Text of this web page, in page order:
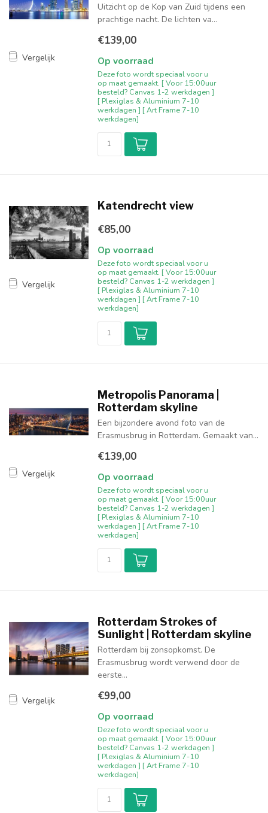
Vergelijk
Uitzicht op de Kop van Zuid tijdens een
prachtige nacht. De lichten va...
€139,00
Op voorraad
Deze foto wordt speciaal voor u
op maat gemaakt. [ Voor 15:00uur
besteld? Canvas 1-2 werkdagen ]
[ Plexiglas & Aluminium 7-10
werkdagen ] [ Art Frame 7-10
werkdagen]
Vergelijk
Katendrecht view
€85,00
Op voorraad
Deze foto wordt speciaal voor u
op maat gemaakt. [ Voor 15:00uur
besteld? Canvas 1-2 werkdagen ]
[ Plexiglas & Aluminium 7-10
werkdagen ] [ Art Frame 7-10
werkdagen]
Vergelijk
Metropolis Panorama |
Rotterdam skyline
Een bijzondere avond foto van de
Erasmusbrug in Rotterdam. Gemaakt van...
€139,00
Op voorraad
Deze foto wordt speciaal voor u
op maat gemaakt. [ Voor 15:00uur
besteld? Canvas 1-2 werkdagen ]
[ Plexiglas & Aluminium 7-10
werkdagen ] [ Art Frame 7-10
werkdagen]
Vergelijk
Rotterdam Strokes of
Sunlight | Rotterdam skyline
Rotterdam bij zonsopkomst. De
Erasmusbrug wordt verwend door de
eerste...
€99,00
Op voorraad
Deze foto wordt speciaal voor u
op maat gemaakt. [ Voor 15:00uur
besteld? Canvas 1-2 werkdagen ]
[ Plexiglas & Aluminium 7-10
werkdagen ] [ Art Frame 7-10
werkdagen]